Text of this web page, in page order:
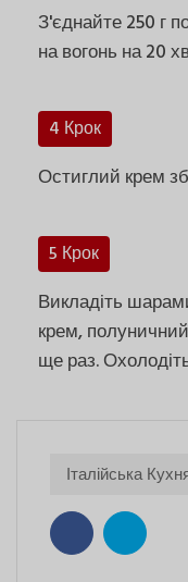
З'єднайте 250 г
на вогонь на 20
4 Крок
Остиглий крем
5 Крок
Викладіть
крем,
ще раз.
Італійська